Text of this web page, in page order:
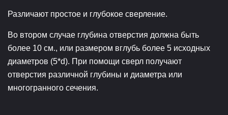
Различают простое и глубокое сверление.
Во втором случае глубина отверстия должна быть
более 10 см., или размером вглубь более 5 исходных
диаметров (5*d). При помощи сверл получают
отверстия различной глубины и диаметра или
многогранного сечения.